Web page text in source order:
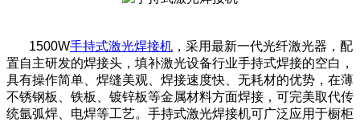
1500W手持式激光焊接机 ，采用最新一代光纤激光器，配
置自主研发的焊接头，填补激光设备行业手持式焊接的空白，
具有操作简单、焊缝美观、焊接速度快、无耗材的优势，在薄
不锈钢板、铁板、镀锌板等金属材料方面焊接，可完美取代传
统氩弧焊、电焊等工艺。手持式激光焊接机可广泛应用于橱柜